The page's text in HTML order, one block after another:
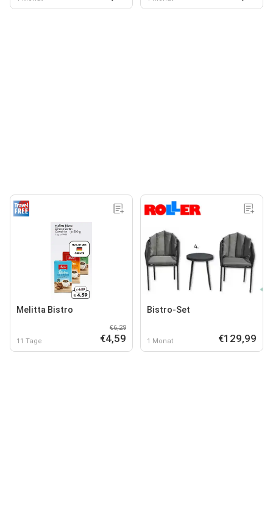
Melitta Bistro
11 Tage
€6,29
€4,59
Bistro-Set
1 Monat €129,99